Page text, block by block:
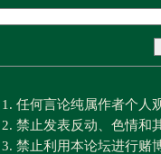
1. 任何言论纯属作者个人
2. 禁止发表反动、色情和
3. 禁止利用本论坛进行赌